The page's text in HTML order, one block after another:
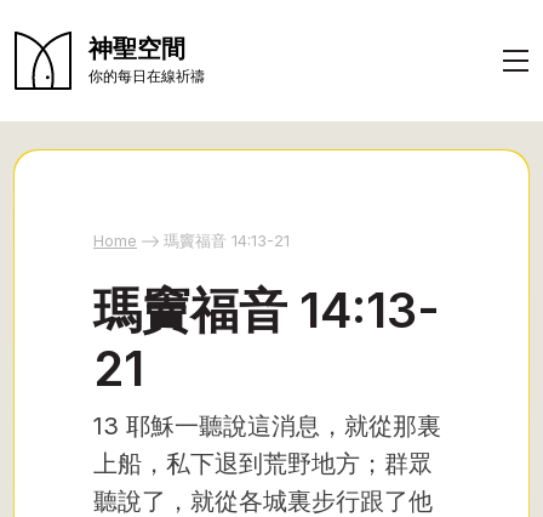
神聖空間
你的每日在線祈禱
Home 瑪竇福音 14:13-21
瑪竇福音 14:13-
21
13 耶穌一聽說這消息，就從那裏
上船，私下退到荒野地方；群眾
聽說了，就從各城裏步行跟了他